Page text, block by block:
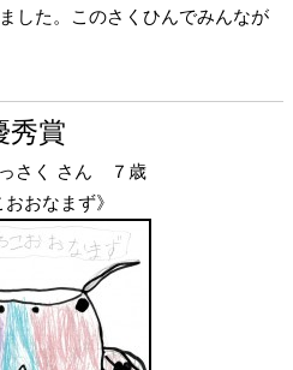
した。このさくひんでみんなが
秀賞
さく さん ７歳
おおなまず》